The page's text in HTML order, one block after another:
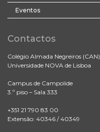
Eventos
Contactos
Colégio Almada Negreiros (CAN)
Universidade NOVA de Lisboa
Campus de Campolide
3.º piso – Sala 333
+351 21 790 83 00
Extensão: 40346 / 40349